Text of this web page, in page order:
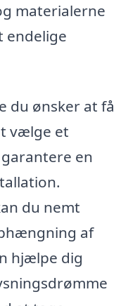
materialerne
endelige
du ønsker at få
vælge et
en
du nemt
af
hjælpe dig